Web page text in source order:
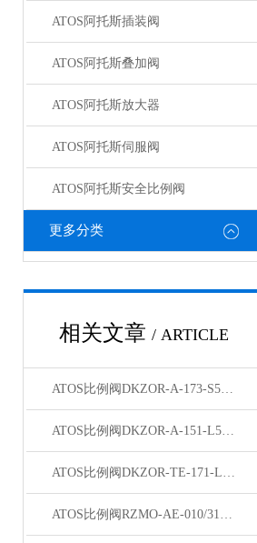
ATOS阿托斯插装阀
ATOS阿托斯叠加阀
ATOS阿托斯放大器
ATOS阿托斯伺服阀
ATOS阿托斯安全比例阀
更多分类
相关文章 / ARTICLE
ATOS比例阀DKZOR-A-173-S5结构说明
ATOS比例阀DKZOR-A-151-L5/BY/16 40库存
ATOS比例阀DKZOR-TE-171-L5型号齐全
ATOS比例阀RZMO-AE-010/315 10主要说明